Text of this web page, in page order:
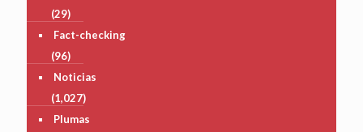
(29)
Fact-checking
(96)
Noticias
(1,027)
Plumas